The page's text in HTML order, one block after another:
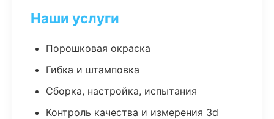
Наши услуги
Порошковая окраска
Гибка и штамповка
Сборка, настройка, испытания
Контроль качества и измерения 3d